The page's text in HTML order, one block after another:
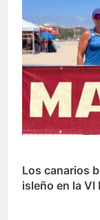
Los canarios
isleño en la VI